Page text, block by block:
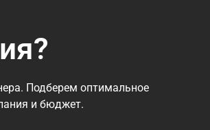
Подберем оптимальное
и бюджет.